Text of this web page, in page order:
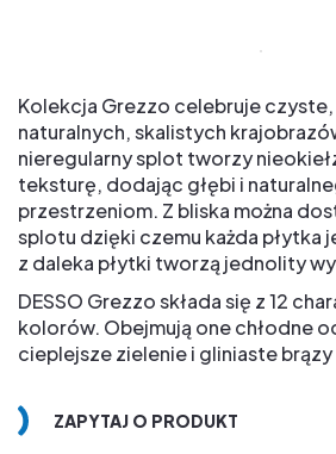
Kolekcja Grezzo celebruje
naturalnych, skalistych
nieregularny splot tworzy
teksturę, dodając głębi i
przestrzeniom. Z bliska można
splotu dzięki czemu każda płytka
z daleka płytki tworzą jednolity
DESSO Grezzo składa się z 12
kolorów. Obejmują one chłodne
cieplejsze zielenie i gliniaste
ZAPYTAJ O PRODUKT